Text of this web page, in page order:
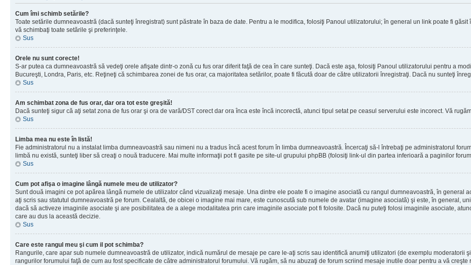
Cum îmi schimb setările?
Toate setările dumneavoastră (dacă sunteţi înregistrat) sunt păstrate în baza de date. Pentru a le modifica, folosiţi Panoul utilizatorului; în general un link poate fi
vă schimbaţi toate setările şi preferinţele.
Sus
Orele nu sunt corecte!
S-ar putea ca dumneavoastră să vedeţi orele afişate dintr-o zonă cu fus orar diferit faţă de cea în care sunteţi. Dacă este aşa, folosiţi Panoul utilizatorului pentru a
Bucureşti, Londra, Paris, etc. Reţineţi că schimbarea zonei de fus orar, ca majoritatea setărilor, poate fi făcută doar de către utilizatorii înregistraţi. Dacă nu sunteţi
Sus
Am schimbat zona de fus orar, dar ora tot este greşită!
Dacă sunteţi sigur că aţi setat zona de fus orar şi ora de vară/DST corect dar ora înca este încă incorectă, atunci tipul setat pe ceasul serverului este incorect. Vă
Sus
Limba mea nu este în listă!
Fie administratorul nu a instalat limba dumneavoastră sau nimeni nu a tradus încă acest forum în limba dumneavoastră. Încercaţi să-l întrebaţi pe administratorul
limbă nu există, sunteţi liber să creaţi o nouă traducere. Mai multe informaţii pot fi gasite pe site-ul grupului phpBB (folosiţi link-ul din partea inferioară a paginilor
Sus
Cum pot afişa o imagine lângă numele meu de utilizator?
Sunt două imagini ce pot apărea lângă numele de utilizator când vizualizaţi mesaje. Una dintre ele poate fi o imagine asociată cu rangul dumneavoastră, în general
aţi scris sau statutul dumneavoastră pe forum. Cealaltă, de obicei o imagine mai mare, este cunoscută sub numele de avatar (imagine asociată) şi este, în general,
dacă să activeze imaginile asociate şi are posibilitatea de a alege modalitatea prin care imaginile asociate pot fi folosite. Dacă nu puteţi folosi imaginile asociate,
care au dus la această decizie.
Sus
Care este rangul meu şi cum il pot schimba?
Rangurile, care apar sub numele dumneavoastră de utilizator, indică numărul de mesaje pe care le-aţi scris sau identifică anumiţi utilizatori (de exemplu moderatorii
rangurilor forumului faţă de cum au fost specificate de către administratorul forumului. Vă rugăm, să nu abuzaţi de forum scriind mesaje inutile doar pentru a vă